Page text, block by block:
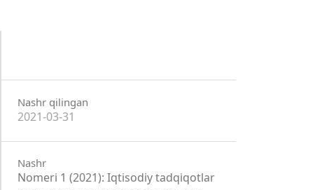
Nashr qilingan
2021-03-31
Nashr
Nomeri 1 (2021): Iqtisodiy tadqiqotlar